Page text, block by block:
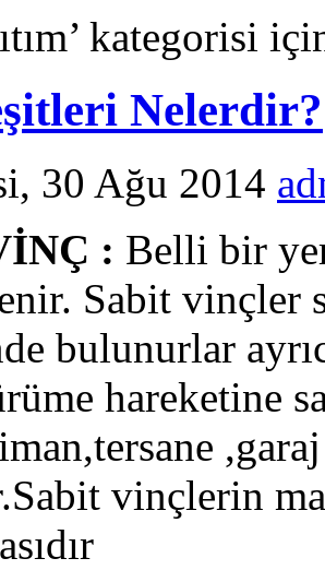
kategorisi
Nelerdir?
30 Ağu 2014
: Belli bir
Sabit vinçler
bulunurlar
hareketine
vinçlerin